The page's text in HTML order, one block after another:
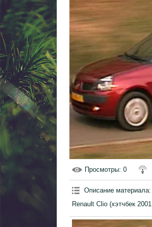
Просмотры: 0
Описание материала:
Renault Сlio (хэтчбек 2001